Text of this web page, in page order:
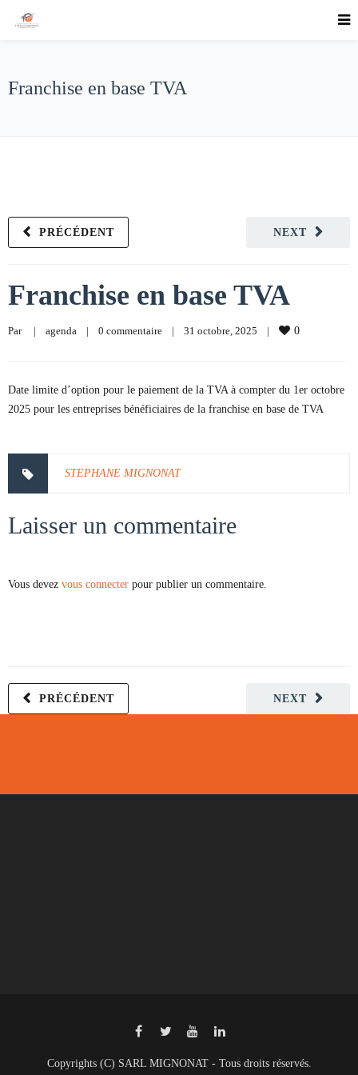
Franchise en base TVA
NEXT
PRÉCÉDENT
Franchise en base TVA
Par | agenda | 0 commentaire | 31 octobre, 2025 | 0
Date limite d’option pour le paiement de la TVA à compter du 1er octobre
2025 pour les entreprises bénéficiaires de la franchise en base de TVA
STEPHANE MIGNONAT
Laisser un commentaire
Vous devez vous connecter pour publier un commentaire.
NEXT
PRÉCÉDENT
Copyrights (C) SARL MIGNONAT - Tous droits réservés.